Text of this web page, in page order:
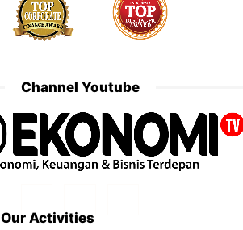
Channel Youtube
Our Activities